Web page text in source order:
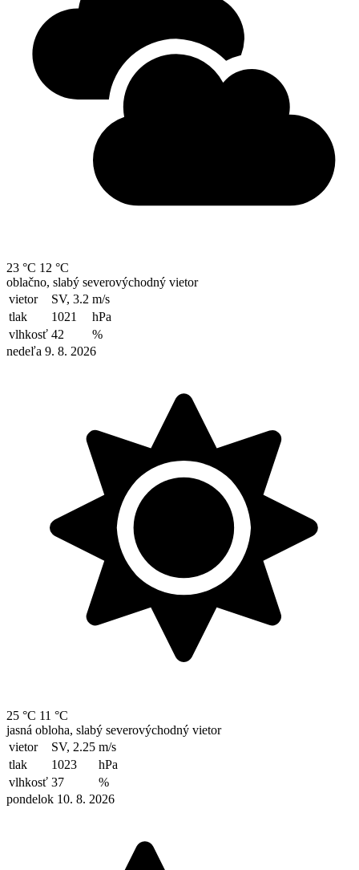
23 °C 12 °C
oblačno, slabý severovýchodný vietor
vietor
SV, 3.2 m/s
tlak
1021
hPa
vlhkosť 42
%
nedeľa 9. 8. 2026
25 °C 11 °C
jasná obloha, slabý severovýchodný vietor
vietor
SV, 2.25 m/s
tlak
1023
hPa
vlhkosť 37
%
pondelok 10. 8. 2026